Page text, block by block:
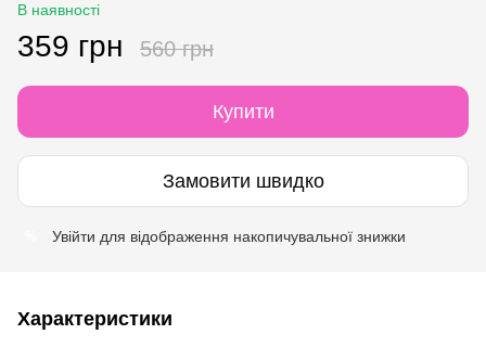
В наявності
359 грн 560 грн
Купити
Замовити швидко
Увійти для відображення накопичувальної знижки
Характеристики